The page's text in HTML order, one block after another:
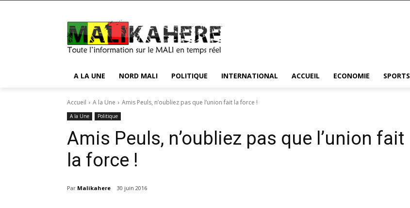
A LA UNE NORD MALI POLITIQUE INTERNATIONAL ACCUEIL ECONOMIE SPORTS
Accueil A la Une Amis Peuls, n’oubliez pas que l’union fait la force !
A la Une Politique
Amis Peuls, n’oubliez pas que l’union fait
la force !
Par Malikahere 30 juin 2016